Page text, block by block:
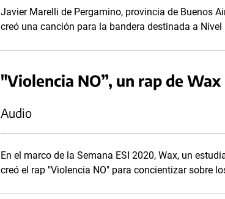
Javier Marelli de Pergamino, provincia de Buenos
creó una canción para la bandera destinada a
"Violencia NO”, un rap de Wax
Audio
En el marco de la Semana ESI 2020, Wax, un
creó el rap "Violencia NO" para concientizar sobre